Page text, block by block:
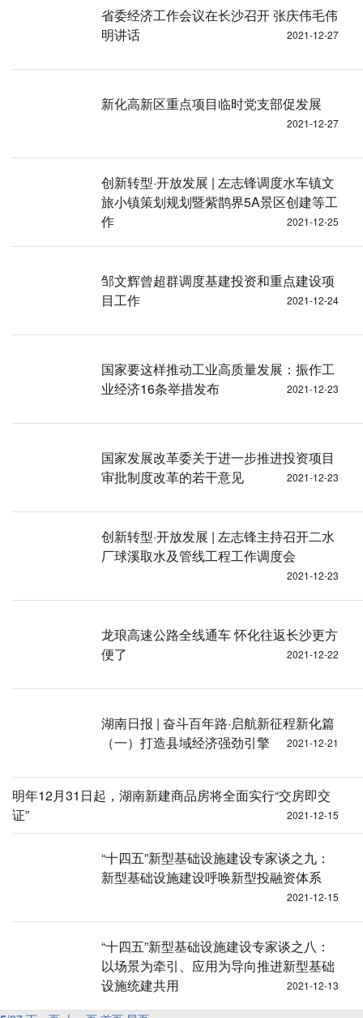
省委经济工作会议在长沙召开 张庆伟毛伟
明讲话
2021-12-27
新化高新区重点项目临时党支部促发展
2021-12-27
创新转型·开放发展 | 左志锋调度水车镇文
旅小镇策划规划暨紫鹊界5A景区创建等工
作
2021-12-25
邹文辉曾超群调度基建投资和重点建设项
目工作
2021-12-24
国家要这样推动工业高质量发展：振作工
业经济16条举措发布
2021-12-23
国家发展改革委关于进一步推进投资项目
审批制度改革的若干意见
2021-12-23
创新转型·开放发展 | 左志锋主持召开二水
厂球溪取水及管线工程工作调度会
2021-12-23
龙琅高速公路全线通车 怀化往返长沙更方
便了
2021-12-22
湖南日报 | 奋斗百年路·启航新征程新化篇
（一）打造县域经济强劲引擎
2021-12-21
明年12月31日起，湖南新建商品房将全面实行“交房即交
证”
2021-12-15
“十四五”新型基础设施建设专家谈之九：
新型基础设施建设呼唤新型投融资体系
2021-12-15
“十四五”新型基础设施建设专家谈之八：
以场景为牵引、应用为导向推进新型基础
设施统建共用
2021-12-13